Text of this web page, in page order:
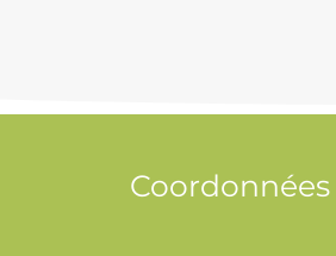
Coordonnées